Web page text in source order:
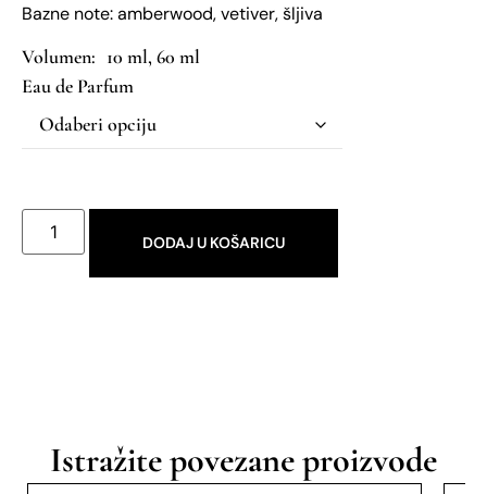
Bazne note: amberwood, vetiver, šljiva
10 ml, 60 ml
Eau de Parfum
DODAJ U KOŠARICU
Istražite povezane proizvode